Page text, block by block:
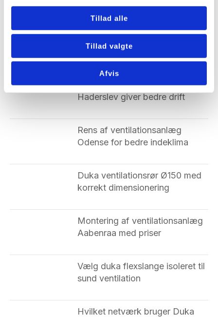
Tillad alle
Tillad valgte
Afvis
med korrekt valg og pris
vedligehold af ventilation
Service af ventilationsanlæg
Haderslev giver bedre drift
Rens af ventilationsanlæg
Odense for bedre indeklima
Duka ventilationsrør Ø150 med
korrekt dimensionering
Montering af ventilationsanlæg
Aabenraa med priser
Vælg duka flexslange isoleret til
sund ventilation
Hvilket netværk bruger Duka